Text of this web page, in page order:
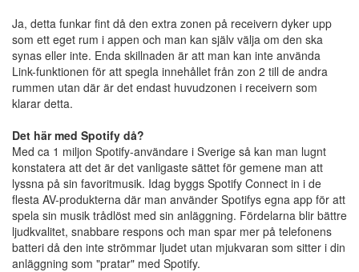
Ja, detta funkar fint då den extra zonen på receivern dyker upp
som ett eget rum i appen och man kan själv välja om den ska
synas eller inte. Enda skillnaden är att man kan inte använda
Link-funktionen för att spegla innehållet från zon 2 till de andra
rummen utan där är det endast huvudzonen i receivern som
klarar detta.
Det här med Spotify då?
Med ca 1 miljon Spotify-användare i Sverige så kan man lugnt
konstatera att det är det vanligaste sättet för gemene man att
lyssna på sin favoritmusik. Idag byggs Spotify Connect in i de
flesta AV-produkterna där man använder Spotifys egna app för att
spela sin musik trådlöst med sin anläggning. Fördelarna blir bättre
ljudkvalitet, snabbare respons och man spar mer på telefonens
batteri då den inte strömmar ljudet utan mjukvaran som sitter i din
anläggning som "pratar" med Spotify.